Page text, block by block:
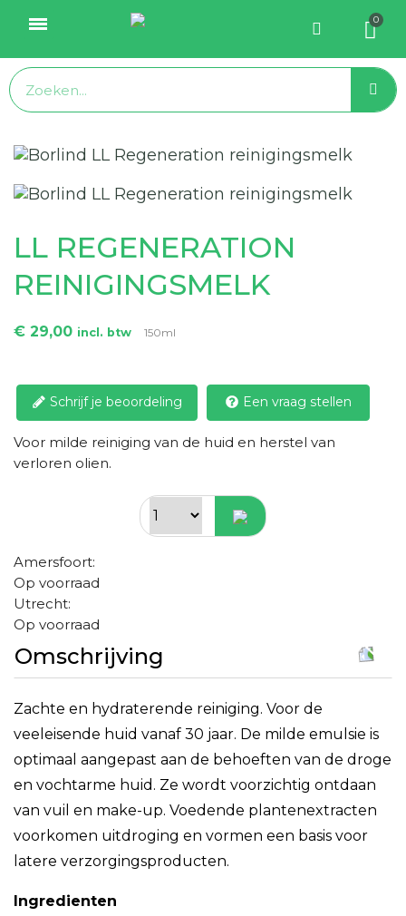
LL REGENERATION
REINIGINGSMELK
€ 29,00 incl. btw 150ml
Schrijf je beoordeling Een vraag stellen
Voor milde reiniging van de huid en herstel van
verloren olien.
Amersfoort:
Op voorraad
Utrecht:
Op voorraad
Omschrijving
Zachte en hydraterende reiniging. Voor de
veeleisende huid vanaf 30 jaar. De milde emulsie is
optimaal aangepast aan de behoeften van de droge
en vochtarme huid. Ze wordt voorzichtig ontdaan
van vuil en make-up. Voedende plantenextracten
voorkomen uitdroging en vormen een basis voor
latere verzorgingsproducten.
Ingredienten